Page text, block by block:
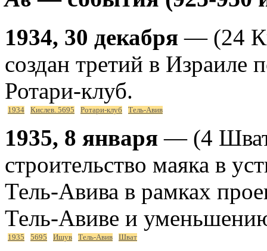
1934, 30 декабря — (24
создан третий в Израиле
Ротари-клуб.
1934 Кислев. 5695 Ротари-клуб Тель-Авив
1935, 8 января — (4
строительство маяка в
Тель-Авива в рамках
Тель-Авиве и
1935 5695 Ишув Тель-Авив Шват